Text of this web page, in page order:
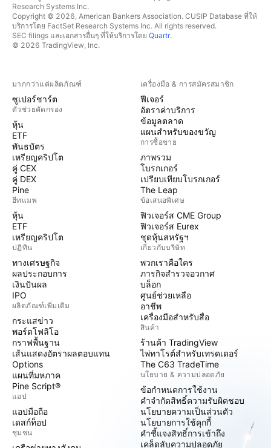
Research Systems Inc.
Copyright © 2026, American Bankers Association. CUSIP Database ที่ให้
บริการโดย FactSet Research Systems Inc. All rights reserved.
SEC filings และเอกสารอื่นๆ ที่ให้บริการโดย Quartr.
© 2026 TradingView, Inc.
มากกว่าแค่ผลิตภัณฑ์
ซูเปอร์ชาร์ต
ตัวช่วยคัดกรอง
หุ้น
ETF
พันธบัตร
เหรียญคริปโต
คู่ CEX
คู่ DEX
Pine
ฮีทแมพ
หุ้น
ETF
เหรียญคริปโต
ปฏิทิน
ทางเศรษฐกิจ
ผลประกอบการ
เงินปันผล
IPO
ผลิตภัณฑ์เพิ่มเติม
กระแสข่าว
พอร์ตโฟลิโอ
กราฟพื้นฐาน
เส้นแสดงอัตราผลตอบแทน
Options
แผนที่มหภาค
Pine Script®
แอป
แอปมือถือ
เดสก์ท็อป
ชุมชน
เครื่องมือ & การสมัครสมาชิก
ฟีเจอร์
อัตราค่าบริการ
ข้อมูลตลาด
แผนสำหรับของขวัญ
การซื้อขาย
ภาพรวม
โบรกเกอร์
เปรียบเทียบโบรกเกอร์
The Leap
ข้อเสนอพิเศษ
ฟิวเจอร์ส CME Group
ฟิวเจอร์ส Eurex
ชุดหุ้นสหรัฐฯ
เกี่ยวกับบริษัท
พวกเราคือใคร
ภารกิจสำรวจอวกาศ
บล็อก
ศูนย์ช่วยเหลือ
อาชีพ
เครื่องมือสำหรับสื่อ
สินค้า
ร้านค้า TradingView
ไพ่ทาโรต์สำหรับเทรดเดอร์
The C63 TradeTime
นโยบาย & ความปลอดภัย
ข้อกำหนดการใช้งาน
คำจำกัดสิทธิ์ความรับผิดชอบ
นโยบายความเป็นส่วนตัว
นโยบายการใช้คุกกี้
คำชี้แจงสิทธิ์การเข้าถึง
เคล็ดลับความปลอดภัย